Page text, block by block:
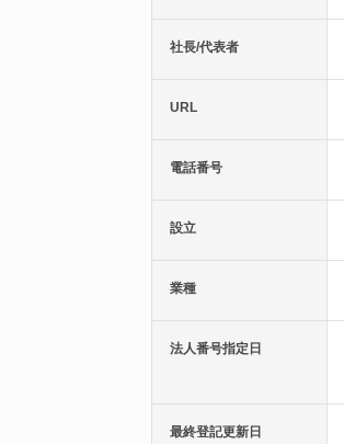
社長/代表者
URL
電話番号
設立
業種
法人番号指定日
最終登記更新日